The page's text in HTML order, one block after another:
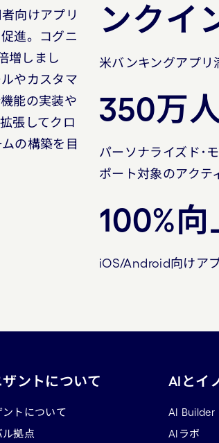
向けアプリ
進。コグニ
増しまし
やカスタマ
能の実装や
張してクロ
の構築を目
ンクイ
米バンキングアプリ
350万人
パーソナライズド･
ポート対象のアクテ
100%向
iOS/Android向けア
ザントについて
ントについて
ル拠点
AIとイ
AI Builder
AIラボ